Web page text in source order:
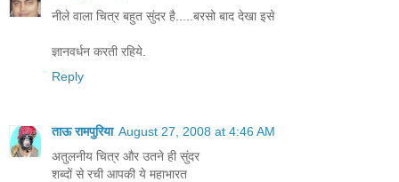
नीले वाला चित्र बहुत सुंदर है.....बरसो बाद देखा इसे
ज्ञानवर्धन करती रहिये.
Reply
ताऊ रामपुरिया August 27, 2008 at 4:46 AM
अतुलनीय चित्र और उतने ही सुंदर
शब्दों से रची आपकी ये महाभारत